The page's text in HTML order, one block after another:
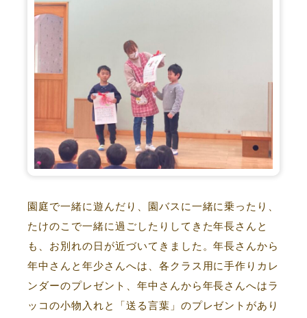
園庭で一緒に遊んだり、園バスに一緒に乗ったり、
たけのこで一緒に過ごしたりしてきた年長さんと
も、お別れの日が近づいてきました。年長さんから
年中さんと年少さんへは、各クラス用に手作りカレ
ンダーのプレゼント、年中さんから年長さんへはラ
ッコの小物入れと「送る言葉」のプレゼントがあり